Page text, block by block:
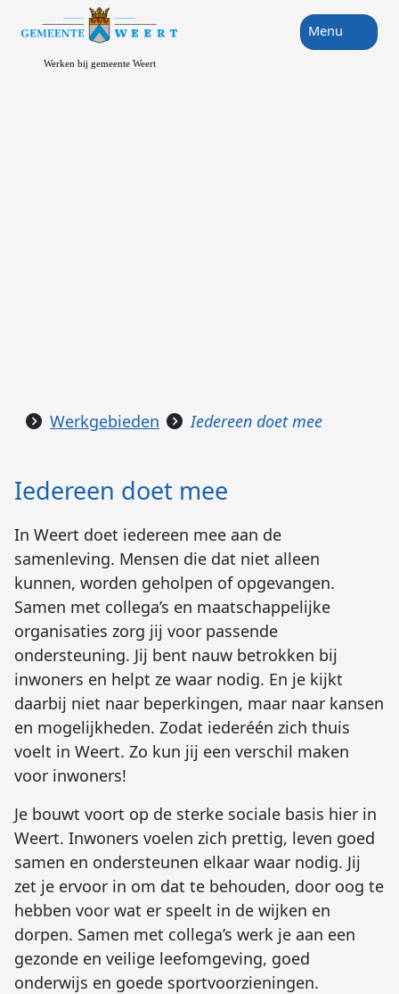
Werken bij gemeente Weert
Menu
Werkgebieden Iedereen doet mee
Iedereen doet mee
In Weert doet iedereen mee aan de
samenleving. Mensen die dat niet alleen
kunnen, worden geholpen of opgevangen.
Samen met collega’s en maatschappelijke
organisaties zorg jij voor passende
ondersteuning. Jij bent nauw betrokken bij
inwoners en helpt ze waar nodig. En je kijkt
daarbij niet naar beperkingen, maar naar kansen
en mogelijkheden. Zodat iederéén zich thuis
voelt in Weert. Zo kun jij een verschil maken
voor inwoners!
Je bouwt voort op de sterke sociale basis hier in
Weert. Inwoners voelen zich prettig, leven goed
samen en ondersteunen elkaar waar nodig. Jij
zet je ervoor in om dat te behouden, door oog te
hebben voor wat er speelt in de wijken en
dorpen. Samen met collega’s werk je aan een
gezonde en veilige leefomgeving, goed
onderwijs en goede sportvoorzieningen.